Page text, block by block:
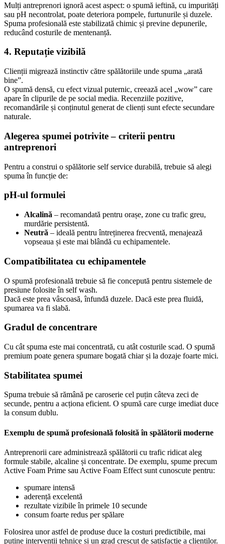
Mulți antreprenori ignoră acest aspect: o spumă ieftină, cu impurități
sau pH necontrolat, poate deteriora pompele, furtunurile și duzele.
Spuma profesională este stabilizată chimic și previne depunerile,
reducând costurile de mentenanță.
4. Reputație vizibilă
Clienții migrează instinctiv către spălătoriile unde spuma „arată
bine”.
O spumă densă, cu efect vizual puternic, creează acel „wow” care
apare în clipurile de pe social media. Recenziile pozitive,
recomandările și conținutul generat de clienți sunt efecte secundare
naturale.
Alegerea spumei potrivite – criterii pentru
antreprenori
Pentru a construi o spălătorie self service durabilă, trebuie să alegi
spuma în funcție de:
pH-ul formulei
Alcalină – recomandată pentru orașe, zone cu trafic greu,
murdărie persistentă.
Neutră – ideală pentru întreținerea frecventă, menajează
vopseaua și este mai blândă cu echipamentele.
Compatibilitatea cu echipamentele
O spumă profesională trebuie să fie concepută pentru sistemele de
presiune folosite în self wash.
Dacă este prea vâscoasă, înfundă duzele. Dacă este prea fluidă,
spumarea va fi slabă.
Gradul de concentrare
Cu cât spuma este mai concentrată, cu atât costurile scad. O spumă
premium poate genera spumare bogată chiar și la dozaje foarte mici.
Stabilitatea spumei
Spuma trebuie să rămână pe caroserie cel puțin câteva zeci de
secunde, pentru a acționa eficient. O spumă care curge imediat duce
la consum dublu.
Exemplu de spumă profesională folosită în spălătorii moderne
Antreprenorii care administrează spălătorii cu trafic ridicat aleg
formule stabile, alcaline și concentrate. De exemplu, spume precum
Active Foam Prime sau Active Foam Effect sunt cunoscute pentru:
spumare intensă
aderență excelentă
rezultate vizibile în primele 10 secunde
consum foarte redus per spălare
Folosirea unor astfel de produse duce la costuri predictibile, mai
puține intervenții tehnice și un grad crescut de satisfacție a clienților.